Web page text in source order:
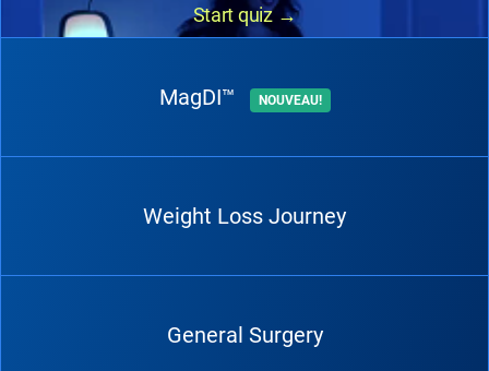
Start quiz →
MagDI™ NOUVEAU!
Weight Loss Journey
General Surgery